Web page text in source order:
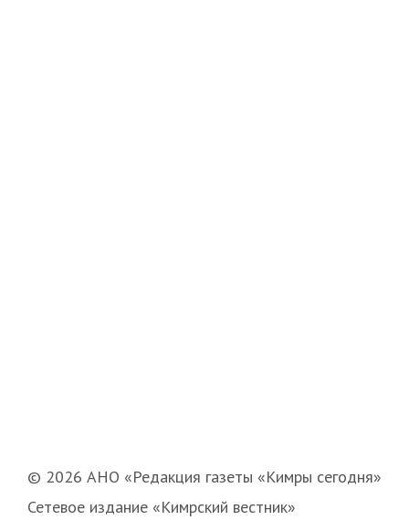
© 2026 АНО «Редакция газеты «Кимры сегодня»
Сетевое издание «Кимрский вестник»